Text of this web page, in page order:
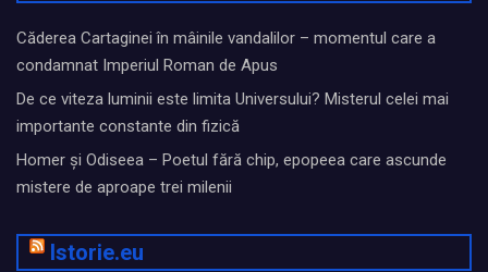
Căderea Cartaginei în mâinile vandalilor – momentul care a
condamnat Imperiul Roman de Apus
De ce viteza luminii este limita Universului? Misterul celei mai
importante constante din fizică
Homer și Odiseea – Poetul fără chip, epopeea care ascunde
mistere de aproape trei milenii
Istorie.eu